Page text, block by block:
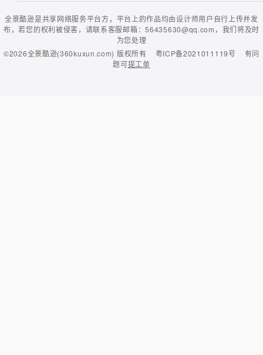
全景酷逊是共享网络服务平台方，平台上的作品均由设计师用户自行上传并发
布，若您的权利被侵害，请联系客服邮箱：56435630@qq.com，我们将及时
为您处理
©2026全景酷逊(360kuxun.com) 版权所有 粤ICP备2021011119号
有问
题可提工单